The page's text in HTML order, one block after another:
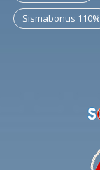
Sismabonus 110%